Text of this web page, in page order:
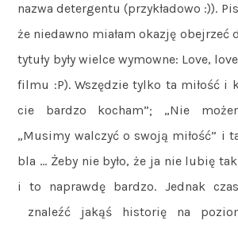
nazwa detergentu (przykładowo :)).
że niedawno miałam okazję obejrzeć
tytuły były wielce wymowne: Love,
filmu :P). Wszędzie tylko ta miłość i
cie bardzo kocham”; „Nie
„Musimy walczyć o swoją miłość” i
bla … Żeby nie było, że ja nie lubię
i to naprawdę bardzo. Jednak
znaleźć jakąś historię na